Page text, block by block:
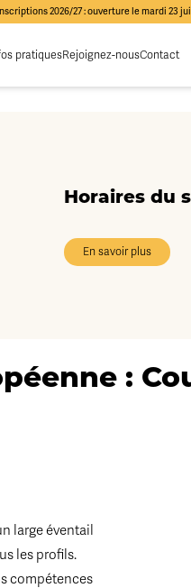
2026/27 : ouverture le mardi 23
pratiquesRejoignez-nousContact
Horaires du
En savoir plus
:
large éventail
les profils.
compétences